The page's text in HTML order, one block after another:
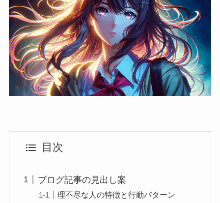
目次
ブログ記事の見出し案
理不尽な人の特徴と行動パターン